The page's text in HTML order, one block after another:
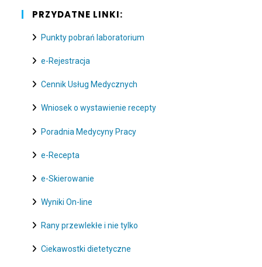
PRZYDATNE LINKI:
Punkty pobrań laboratorium
e-Rejestracja
Cennik Usług Medycznych
Wniosek o wystawienie recepty
Poradnia Medycyny Pracy
e-Recepta
e-Skierowanie
Wyniki On-line
Rany przewlekłe i nie tylko
Ciekawostki dietetyczne